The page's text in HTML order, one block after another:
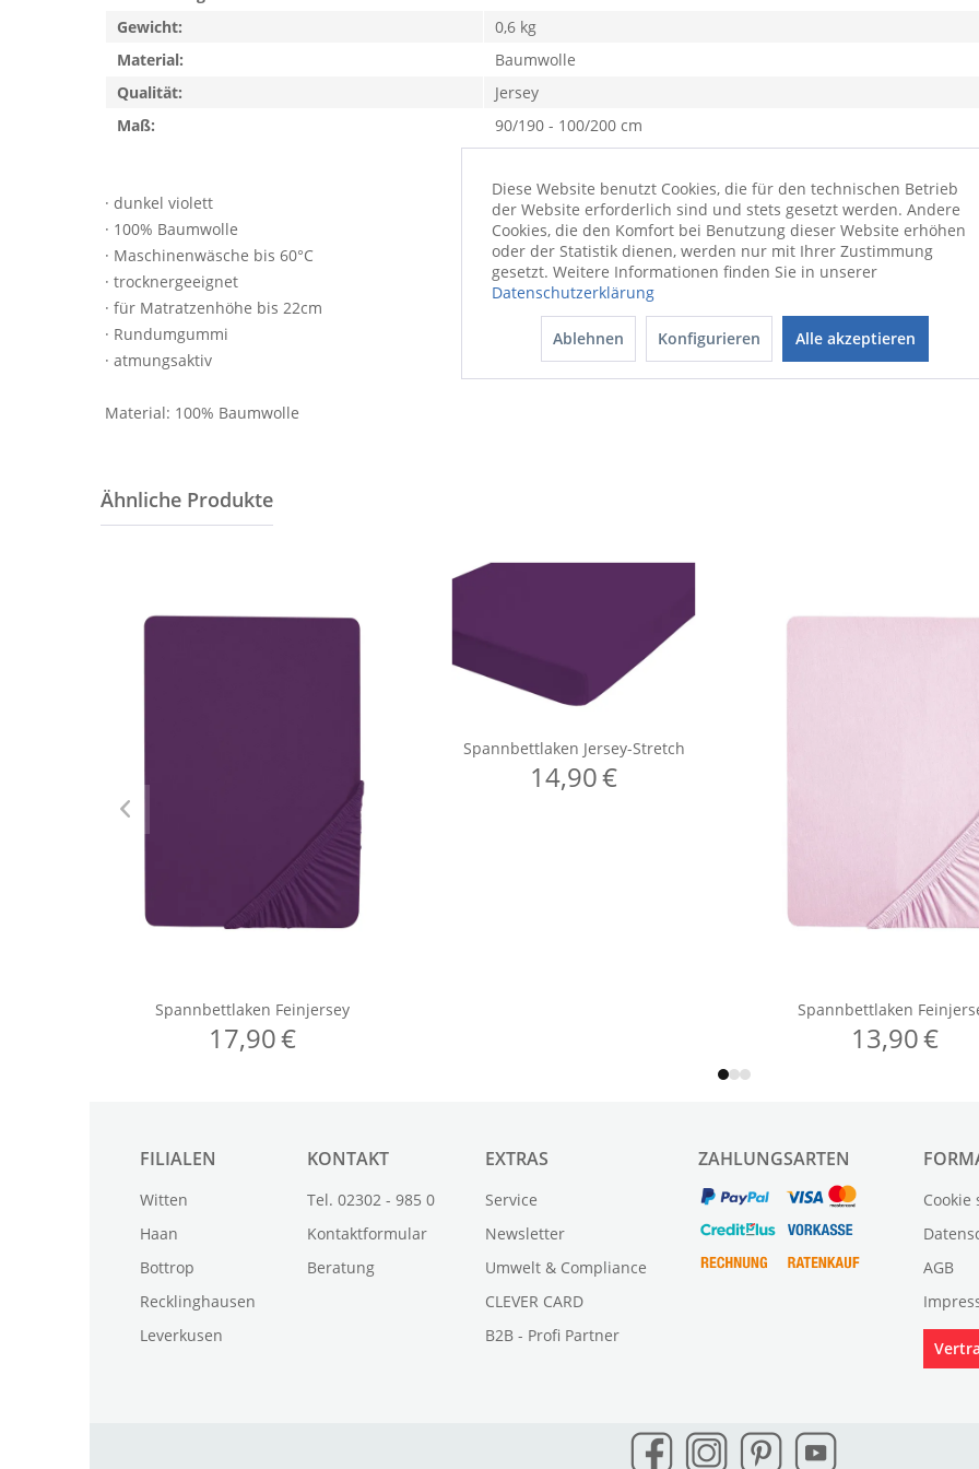
· dunkel violett
· 100% Baumwolle
· Maschinenwäsche bis 60°C
· trocknergeeignet
· für Matratzenhöhe bis 22cm
· Rundumgummi
· atmungsaktiv
Material: 100% Baumwolle
Gewicht:
0,6 kg
Material:
Baumwolle
Qualität:
Jersey
Maß:
90/190 - 100/200 cm
FILIALEN
Witten
Haan
Bottrop
Recklinghausen
Leverkusen
KONTAKT
Tel. 02302 - 985 0
Kontaktformular
Beratung
EXTRAS
Service
Newsletter
Umwelt & Compliance
CLEVER CARD
B2B - Profi Partner
ZAHLUNGSARTEN
Cookie
AGB
Diese Website benutzt Cookies, die für den technischen Betrieb
der Website erforderlich sind und stets gesetzt werden. Andere
Cookies, die den Komfort bei Benutzung dieser Website erhöhen
oder der Statistik dienen, werden nur mit Ihrer Zustimmung
gesetzt. Weitere Informationen finden Sie in unserer
Datenschutzerklärung
Ablehnen Konfigurieren Alle akzeptieren